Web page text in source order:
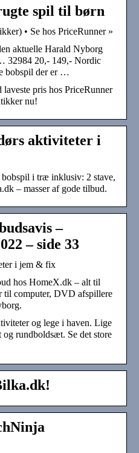
spil til børn
• Se hos PriceRunner »
aktuelle Harald Nyborg
32984 20,- 149,- Nordic
bobspil der er …
pris hos PriceRunner
nu!
aktiviteter i
i træ inklusiv: 2 stave,
– masser af gode tilbud.
–
– side 33
i jem & fix
hos HomeX.dk – alt til
computer, DVD afspillere
og lege i haven. Lige
rundboldsæt. Se det store